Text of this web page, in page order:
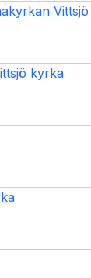
Vittsjö
kyrka